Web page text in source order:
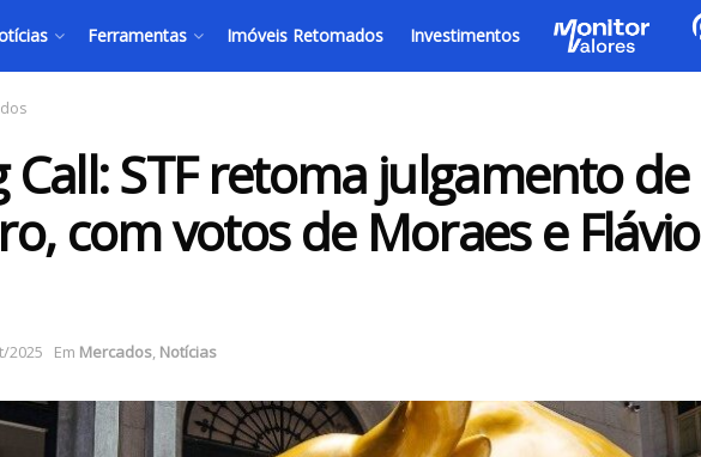
Ferramentas Imóveis Retomados Investimentos
STF retoma julgamento de
com votos de Moraes e Flávio
2025 Em Mercados, Notícias